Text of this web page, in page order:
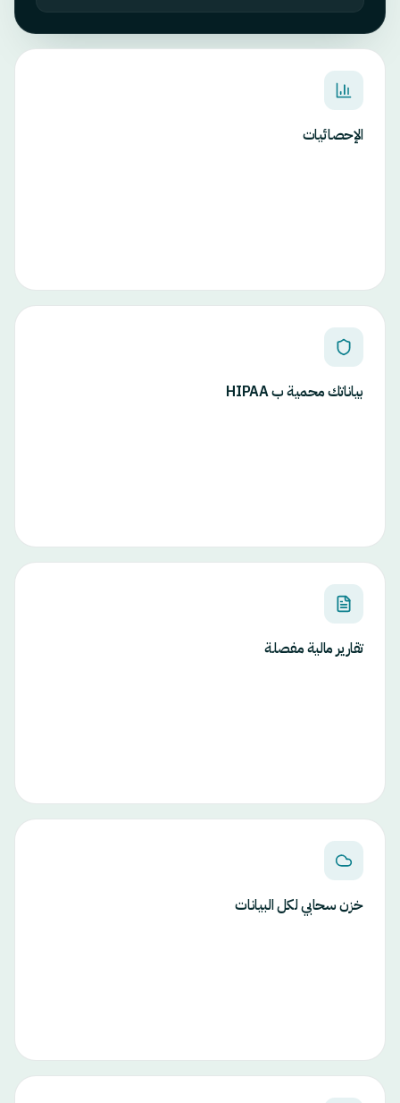
الإحصائيات
بياناتك محمية ب HIPAA
تقارير مالية مفصلة
خزن سحابي لكل البيانات